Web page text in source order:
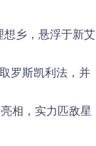
想乡，悬浮于新艾
罗斯凯利法，并
相，实力匹敌星